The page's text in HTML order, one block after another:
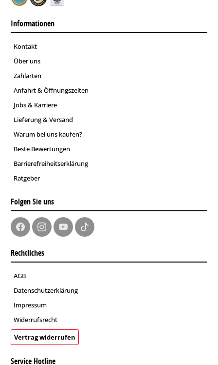
Informationen
Kontakt
Über uns
Zahlarten
Anfahrt & Öffnungszeiten
Jobs & Karriere
Lieferung & Versand
Warum bei uns kaufen?
Beste Bewertungen
Barrierefreiheitserklärung
Ratgeber
Folgen Sie uns
Rechtliches
AGB
Datenschutzerklärung
Impressum
Widerrufsrecht
Vertrag widerrufen
Service Hotline